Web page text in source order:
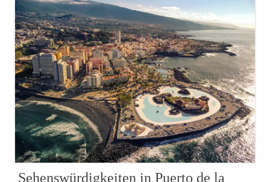
Sehenswürdigkeiten in Puerto de la